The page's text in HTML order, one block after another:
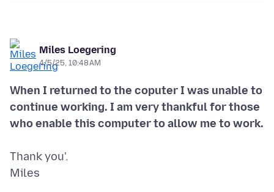
Miles Loegering
4/5/25, 10:48 AM
When I returned to the coputer I was unable to
continue working. I am very thankful for those
Thank you'.
Miles